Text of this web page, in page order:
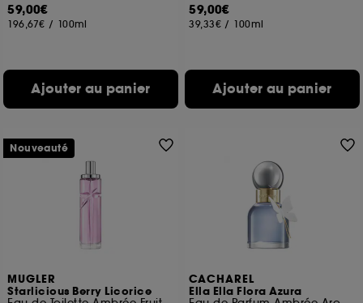
59,00€
196,67€ / 100ml
Ajouter au panier
59,00€
39,33€ / 100ml
Ajouter au panier
MUGLER
Starlicious Berry Licorice
Nouveauté
CACHAREL
Ella Ella Flora Azura